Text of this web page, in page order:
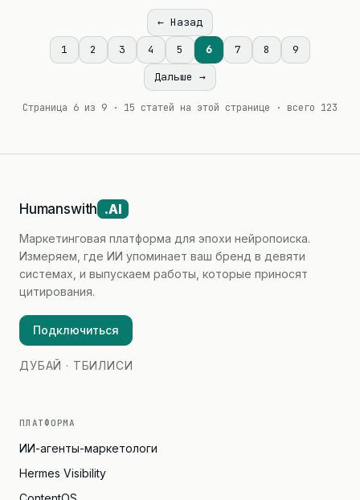
← Назад
1
2 3 4 5 6 7 8
9
Дальше →
Страница 6 из 9 · 15 статей на этой странице · всего 123
Humanswith .AI
Маркетинговая платформа для эпохи нейропоиска.
Измеряем, где ИИ упоминает ваш бренд в девяти
системах, и выпускаем работы, которые приносят
цитирования.
Подключиться
ДУБАЙ · ТБИЛИСИ
ПЛАТФОРМА
ИИ-агенты-маркетологи
Hermes Visibility